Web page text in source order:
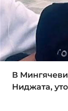
В
Ниджата,